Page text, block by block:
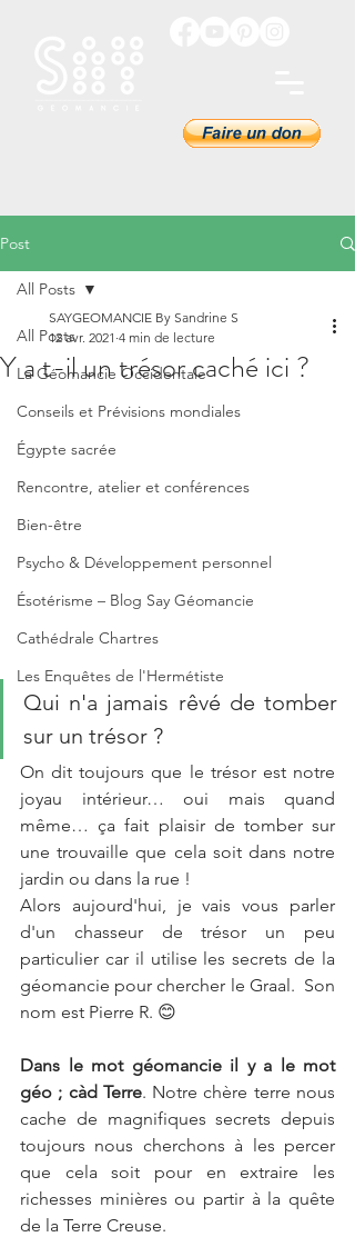
Post
All Posts
La Géomancie Occidentale
Conseils et Prévisions mondiales
Égypte sacrée
Rencontre, atelier et conférences
Bien-être
Psycho & Développement personnel
Ésotérisme – Blog Say Géomancie
Cathédrale Chartres
Les Enquêtes de l'Hermétiste
All Posts
Y a t-il un trésor caché ici ?
SAYGEOMANCIE By Sandrine S
12 avr. 2021 4 min de lecture
Qui n'a jamais rêvé de tomber
sur un trésor ?
On dit toujours que le trésor est notre
joyau intérieur… oui mais quand
même… ça fait plaisir de tomber sur
une trouvaille que cela soit dans notre
jardin ou dans la rue !
Alors aujourd'hui, je vais vous parler
d'un chasseur de trésor un peu
particulier car il utilise les secrets de la
géomancie pour chercher le Graal.  Son
nom est Pierre R. 😊
Dans le mot géomancie il y a le mot
géo ; càd Terre. Notre chère terre nous
cache de magnifiques secrets depuis
toujours nous cherchons à les percer
que cela soit pour en extraire les
richesses minières ou partir à la quête
de la Terre Creuse.